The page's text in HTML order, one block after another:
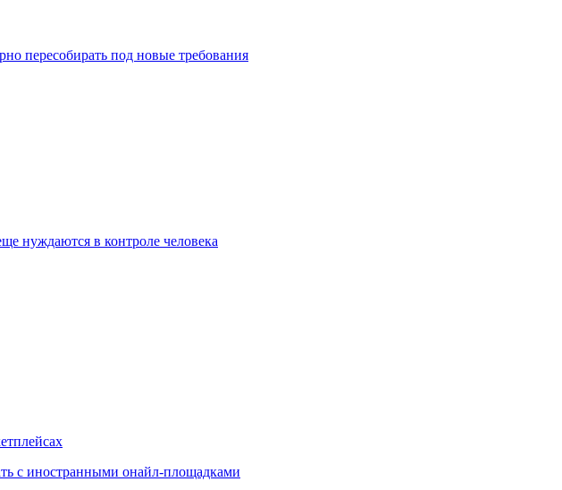
пересобирать под новые требования
нуждаются в контроле человека
с иностранными онайл-площадками